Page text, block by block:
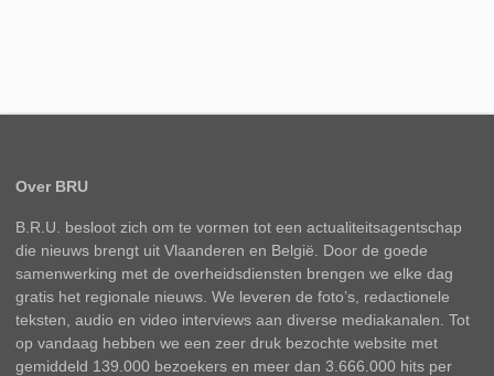
Over BRU
B.R.U. besloot zich om te vormen tot een actualiteitsagentschap
die nieuws brengt uit Vlaanderen en België. Door de goede
samenwerking met de overheidsdiensten brengen we elke dag
gratis het regionale nieuws. We leveren de foto’s, redactionele
teksten, audio en video interviews aan diverse mediakanalen. Tot
op vandaag hebben we een zeer druk bezochte website met
gemiddeld 139.000 bezoekers en meer dan 3.666.000 hits per